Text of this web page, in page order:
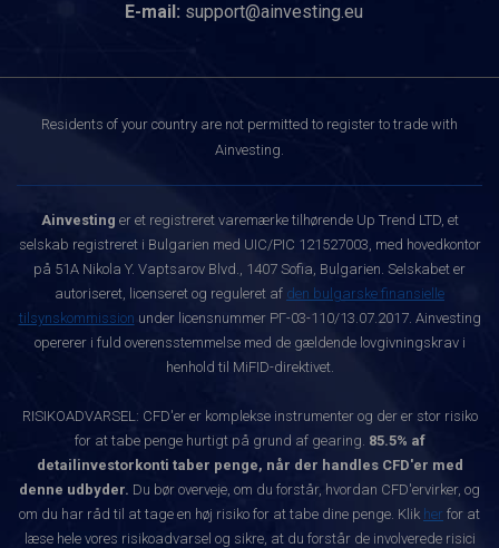
E-mail: support@ainvesting.eu
Residents of your country are not permitted to register to trade with
Ainvesting.
Ainvesting er et registreret varemærke tilhørende Up Trend LTD, et
selskab registreret i Bulgarien med UIC/PIC 121527003, med hovedkontor
på 51A Nikola Y. Vaptsarov Blvd., 1407 Sofia, Bulgarien. Selskabet er
autoriseret, licenseret og reguleret af den bulgarske finansielle
tilsynskommission under licensnummer РГ-03-110/13.07.2017. Ainvesting
opererer i fuld overensstemmelse med de gældende lovgivningskrav i
henhold til MiFID-direktivet.
RISIKOADVARSEL: CFD'er er komplekse instrumenter og der er stor risiko
for at tabe penge hurtigt på grund af gearing. 85.5% af
detailinvestorkonti taber penge, når der handles CFD'er med
denne udbyder. Du bør overveje, om du forstår, hvordan CFD'ervirker, og
om du har råd til at tage en høj risiko for at tabe dine penge. Klik her for at
læse hele vores risikoadvarsel og sikre, at du forstår de involverede risici